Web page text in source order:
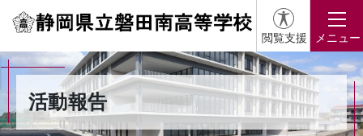
閲覧支援 メニュー
活動報告